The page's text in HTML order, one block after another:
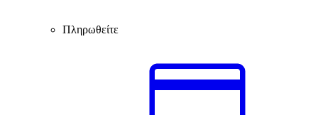
Πληρωθείτε